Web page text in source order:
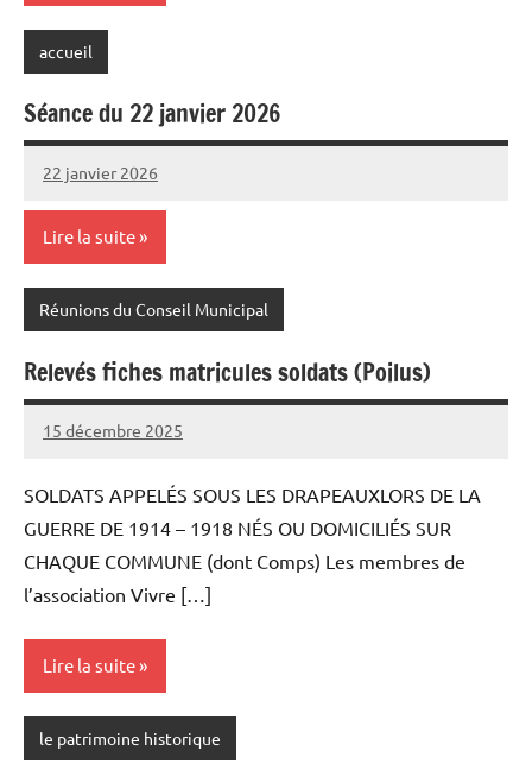
accueil
Séance du 22 janvier 2026
22 janvier 2026
Sylviane
MASSON
Aucun
commentaire
Lire la suite
Réunions du Conseil Municipal
Relevés fiches matricules soldats (Poilus)
15 décembre 2025
Sylviane
Aucun
SOLDATS APPELÉS SOUS LES DRAPEAUXLORS DE LA
GUERRE DE 1914 – 1918 NÉS OU DOMICILIÉS SUR
CHAQUE COMMUNE (dont Comps) Les membres de
l’association Vivre […]
Lire la suite
le patrimoine historique